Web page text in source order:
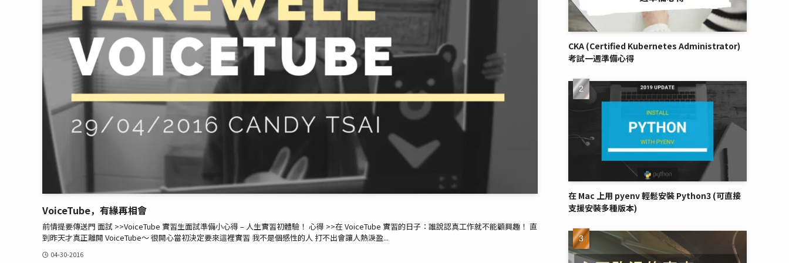
VoiceTube，有緣再相會
前情提要傳送門 面試 >>VoiceTube 實習生面試準備小心得 – 人生實習初體驗！ 心得 >>在 VoiceTube 實習的日子：誰說認真工作就不能顧興趣！ 直
到昨天才真正離開 VoiceTube～ 很開心當初決定要來這裡實習 我不是個感性的人 打不出會讓人熱淚盈...
04-30-2016
CKA (Certified Kubernetes Administrator)
考試一週準備心得
在 Mac 上用 pyenv 輕鬆安裝 Python3 (可直接
支援安裝多種版本)